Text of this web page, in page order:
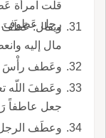
قلت امرأَة
رجل عَطوف.
مال إليه
وعَطف رأْسَ
وعَطفَ اللّه
جعل عاطفاً
وعطَف الرجل